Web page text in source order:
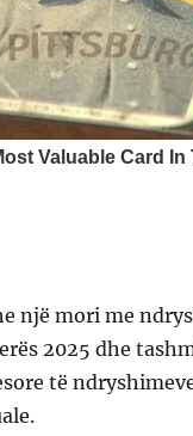
një mori me
2025 dhe
të